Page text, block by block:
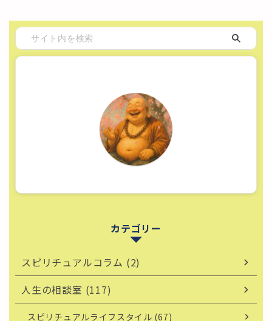
カテゴリー
スピリチュアルコラム (2)
人生の相談室 (117)
スピリチュアルライフスタイル (67)